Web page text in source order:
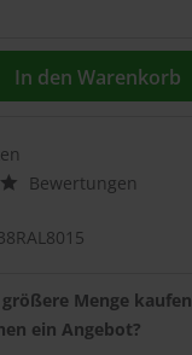
In den Warenkorb
Bewertungen
Menge kaufen
ein Angebot?